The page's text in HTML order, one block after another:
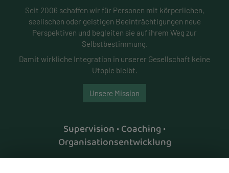
Seit 2006 schaffen wir für Personen mit körperlichen,
seelischen oder geistigen Beeinträchtigungen neue
Perspektiven und begleiten sie auf ihrem Weg zur
Selbstbestimmung.
Damit wirkliche Integration in unserer Gesellschaft keine
Utopie bleibt.
Unsere Mission
Supervision • Coaching •
Organisationsentwicklung